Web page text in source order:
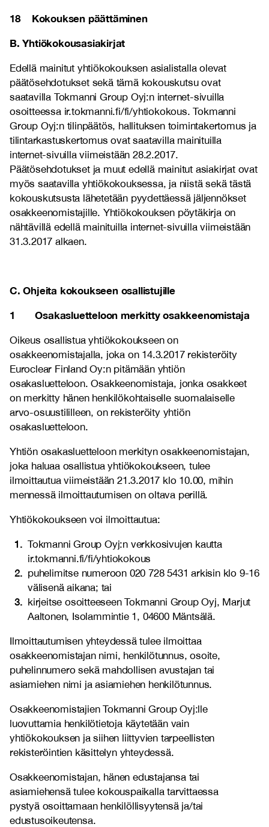
18 Kokouksen päättäminen
B. Yhtiökokousasiakirjat
Edellä mainitut yhtiökokouksen asialistalla olevat
päätösehdotukset sekä tämä kokouskutsu ovat
saatavilla Tokmanni Group Oyj:n internet-sivuilla
osoitteessa ir.tokmanni.fi/fi/yhtiokokous. Tokmanni
Group Oyj:n tilinpäätös, hallituksen toimintakertomus ja
tilintarkastuskertomus ovat saatavilla mainituilla
internet-sivuilla viimeistään 28.2.2017.
Päätösehdotukset ja muut edellä mainitut asiakirjat ovat
myös saatavilla yhtiökokouksessa, ja niistä sekä tästä
kokouskutsusta lähetetään pyydettäessä jäljennökset
osakkeenomistajille. Yhtiökokouksen pöytäkirja on
nähtävillä edellä mainituilla internet-sivuilla viimeistään
31.3.2017 alkaen.
C. Ohjeita kokoukseen osallistujille
1 Osakasluetteloon merkitty osakkeenomistaja
Oikeus osallistua yhtiökokoukseen on
osakkeenomistajalla, joka on 14.3.2017 rekisteröity
Euroclear Finland Oy:n pitämään yhtiön
osakasluetteloon. Osakkeenomistaja, jonka osakkeet
on merkitty hänen henkilökohtaiselle suomalaiselle
arvo-osuustililleen, on rekisteröity yhtiön
osakasluetteloon.
Yhtiön osakasluetteloon merkityn osakkeenomistajan,
joka haluaa osallistua yhtiökokoukseen, tulee
ilmoittautua viimeistään 21.3.2017 klo 10.00, mihin
mennessä ilmoittautumisen on oltava perillä.
Yhtiökokoukseen voi ilmoittautua:
Tokmanni Group Oyj:n verkkosivujen kautta
ir.tokmanni.fi/fi/yhtiokokous
puhelimitse numeroon 020 728 5431 arkisin klo 9-16
välisenä aikana; tai
kirjeitse osoitteeseen Tokmanni Group Oyj, Marjut
Aaltonen, Isolammintie 1, 04600 Mäntsälä.
Ilmoittautumisen yhteydessä tulee ilmoittaa
osakkeenomistajan nimi, henkilötunnus, osoite,
puhelinnumero sekä mahdollisen avustajan tai
asiamiehen nimi ja asiamiehen henkilötunnus.
Osakkeenomistajien Tokmanni Group Oyj:lle
luovuttamia henkilötietoja käytetään vain
yhtiökokouksen ja siihen liittyvien tarpeellisten
rekisteröintien käsittelyn yhteydessä.
Osakkeenomistajan, hänen edustajansa tai
asiamiehensä tulee kokouspaikalla tarvittaessa
pystyä osoittamaan henkilöllisyytensä ja/tai
edustusoikeutensa.